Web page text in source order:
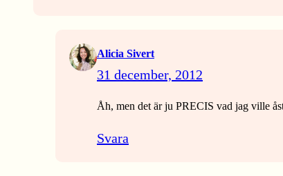
Alicia Sivert
31 december, 2012
Åh, men det är ju PRECIS vad jag ville
Svara